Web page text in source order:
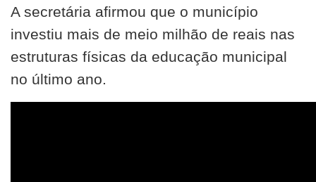
A secretária afirmou que o município
investiu mais de meio milhão de reais nas
estruturas físicas da educação municipal
no último ano.